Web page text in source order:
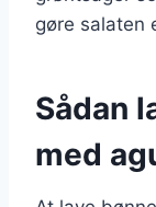
gøre salaten
Sådan
med